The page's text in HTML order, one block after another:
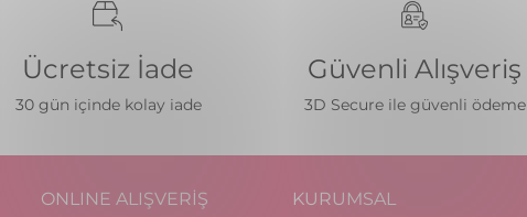
Ücretsiz İade
30 gün içinde kolay iade
Güvenli Alışveriş
3D Secure ile güvenli ödeme
ONLINE ALIŞVERİŞ KURUMSAL